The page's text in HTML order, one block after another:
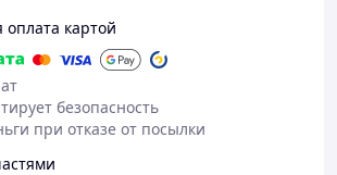
оплата картой
безопасность
при отказе от посылки